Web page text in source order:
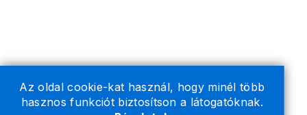
Az oldal cookie-kat használ, hogy minél több
hasznos funkciót biztosítson a látogatóknak.